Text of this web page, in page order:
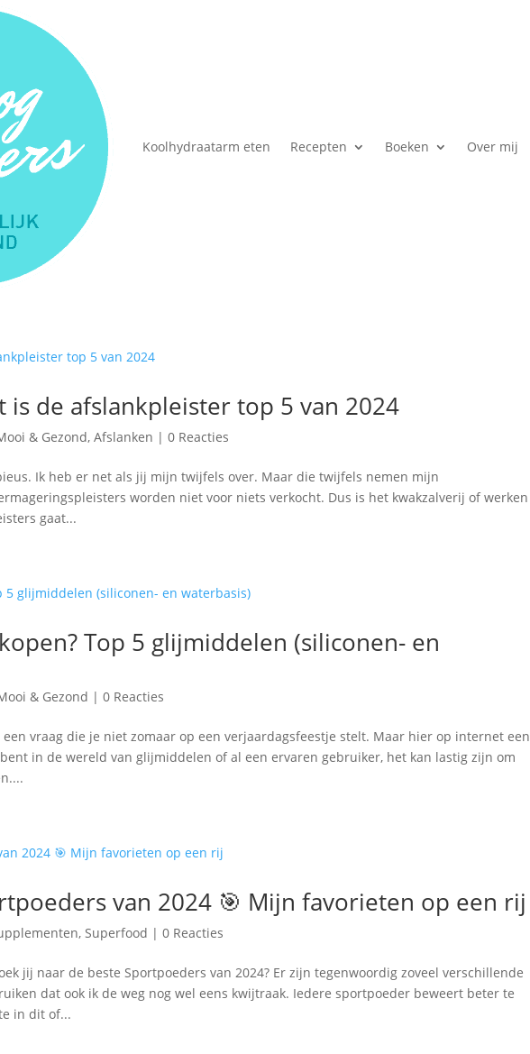
Koolhydraatarm eten Recepten Boeken Over mij
is de afslankpleister top 5 van 2024
& Gezond,Afslanken |0 Reacties
Ik heb er net als jij mijn twijfels over. Maar die twijfels nemen mijn
worden niet voor niets verkocht. Dus is het kwakzalverij of werken
gaat...
Top 5 glijmiddelen (siliconen- en
& Gezond |0 Reacties
vraag die je niet zomaar op een verjaardagsfeestje stelt. Maar hier op internet een
in de wereld van glijmiddelen of al een ervaren gebruiker, het kan lastig zijn om
van 2024 🎯 Mijn favorieten op een rij
,Superfood |0 Reacties
jij naar de beste Sportpoeders van 2024? Er zijn tegenwoordig zoveel verschillende
dat ook ik de weg nog wel eens kwijtraak. Iedere sportpoeder beweert beter te
in dit of...